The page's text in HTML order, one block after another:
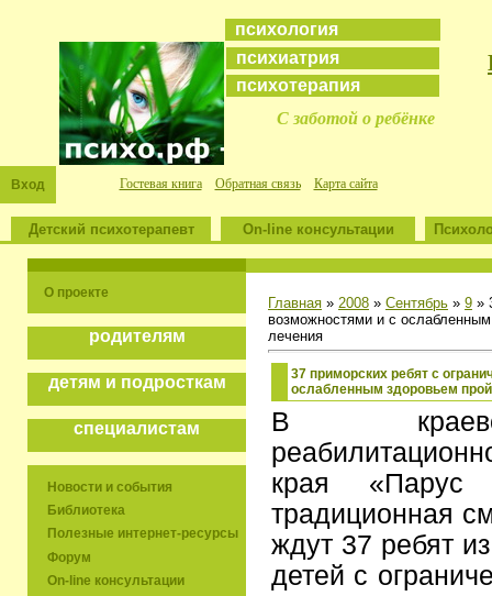
психология
психиатрия
психотерапия
С заботой о ребёнке
Вход Гостевая книга Обратная связь Карта сайта
Детский психотерапевт On-line консультации
О проекте
родителям
детям и подросткам
специалистам
Новости и события
Библиотека
Полезные интернет-ресурсы
Форум
On-line консультации
Главная » 2008 » Сентябрь » 9 »
возможностями и с
лечения
37 приморских ребят с
ослабленным здоровьем
В
края «Парус
традиционная
ждут 37 ребят
детей с